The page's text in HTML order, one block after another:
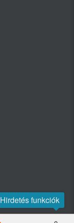
Hirdetés funkciók